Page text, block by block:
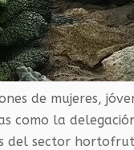
de mujeres,
como la
del sector